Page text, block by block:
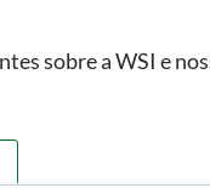
sobre a WSI e